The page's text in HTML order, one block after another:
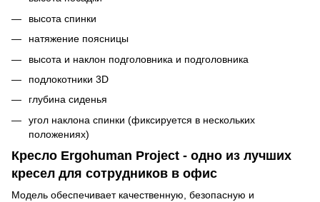
высота спинки
натяжение поясницы
высота и наклон подголовника и подголовника
подлокотники 3D
глубина сиденья
угол наклона спинки (фиксируется в нескольких
положениях)
Кресло Ergohuman Project - одно из лучших
кресел для сотрудников в офис
Модель обеспечивает качественную, безопасную и